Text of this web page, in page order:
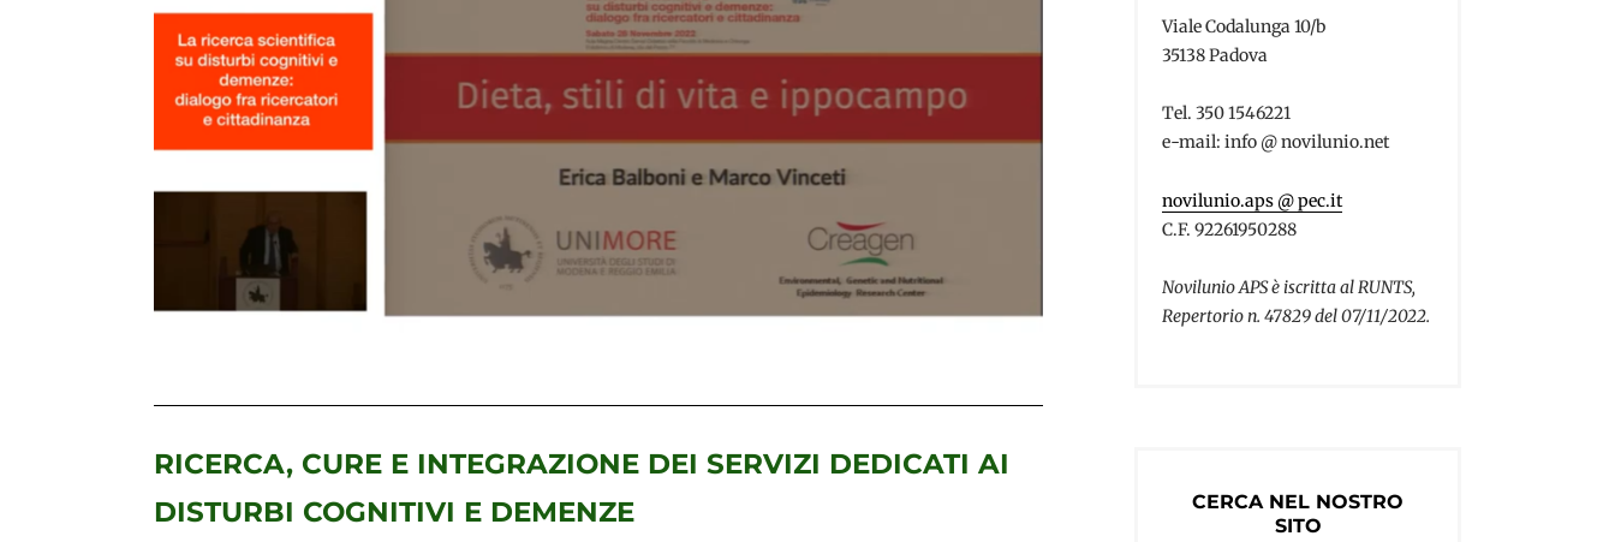
RICERCA, CURE E INTEGRAZIONE DEI SERVIZI DEDICATI AI
DISTURBI COGNITIVI E DEMENZE
Viale Codalunga 10/b
35138 Padova
Tel. 350 1546221
e-mail: info @ novilunio.net
novilunio.aps @ pec.it
C.F. 92261950288
Novilunio APS è iscritta al RUNTS,
Repertorio n. 47829 del 07/11/2022.
CERCA NEL NOSTRO
SITO